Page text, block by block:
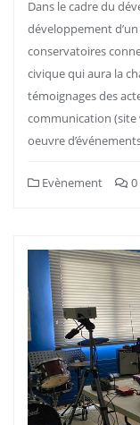
Dans le cadre du
développement
conservatoires
civique qui aura la
témoignages des
communication (site
oeuvre
Evènement 0